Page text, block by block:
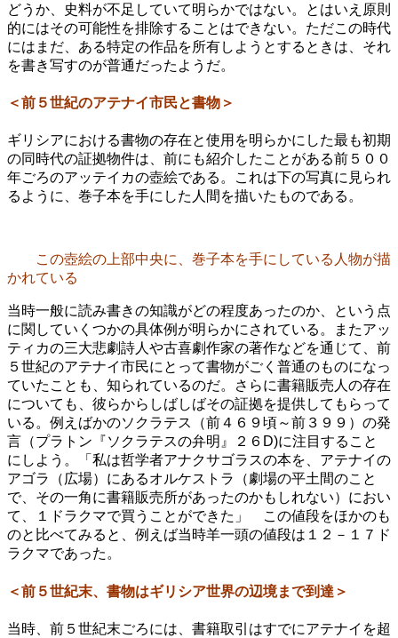
どうか、史料が不足していて明らかではない。とはいえ原則
的にはその可能性を排除することはできない。ただこの時代
にはまだ、ある特定の作品を所有しようとするときは、それ
を書き写すのが普通だったようだ。
＜前５世紀のアテナイ市民と書物＞
ギリシアにおける書物の存在と使用を明らかにした最も初期
の同時代の証拠物件は、前にも紹介したことがある前５００
年ごろのアッテイカの壺絵である。これは下の写真に見られ
るように、巻子本を手にした人間を描いたものである。
この壺絵の上部中央に、巻子本を手にしている人物が描
かれている
当時一般に読み書きの知識がどの程度あったのか、という点
に関していくつかの具体例が明らかにされている。またアッ
ティカの三大悲劇詩人や古喜劇作家の著作などを通じて、前
５世紀のアテナイ市民にとって書物がごく普通のものになっ
ていたことも、知られているのだ。さらに書籍販売人の存在
についても、彼らからしばしばその証拠を提供してもらって
いる。例えばかのソクラテス（前４６９頃～前３９９）の発
言（プラトン『ソクラテスの弁明』２６D)に注目すること
にしよう。「私は哲学者アナクサゴラスの本を、アテナイの
アゴラ（広場）にあるオルケストラ（劇場の平土間のこと
で、その一角に書籍販売所があったのかもしれない）におい
て、１ドラクマで買うことができた」 この値段をほかのも
のと比べてみると、例えば当時羊一頭の値段は１２－１７ド
ラクマであった。
＜前５世紀末、書物はギリシア世界の辺境まで到達＞
当時、前５世紀末ごろには、書籍取引はすでにアテナイを超